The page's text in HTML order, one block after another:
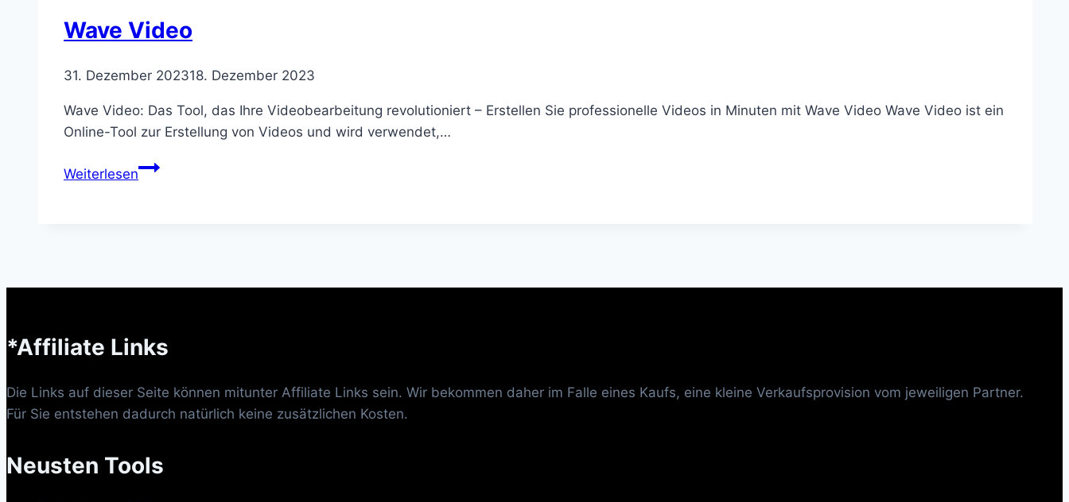
Wave Video
31. Dezember 202318. Dezember 2023
Wave Video: Das Tool, das Ihre Videobearbeitung revolutioniert – Erstellen Sie professionelle Videos in Minuten mit Wave Video Wave Video ist ein
Online-Tool zur Erstellung von Videos und wird verwendet,…
WeiterlesenWave
*Affiliate Links
Die Links auf dieser Seite können mitunter Affiliate Links sein. Wir bekommen daher im Falle eines Kaufs, eine kleine Verkaufsprovision vom jeweiligen Partner.
Für Sie entstehen dadurch natürlich keine zusätzlichen Kosten.
Neusten Tools